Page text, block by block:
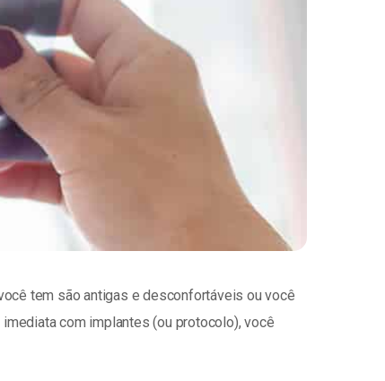
tem são antigas e desconfortáveis ou você
com implantes (ou protocolo), você